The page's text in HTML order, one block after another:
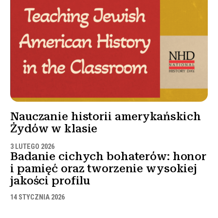
Nauczanie historii amerykańskich
Żydów w klasie
3 LUTEGO 2026
Badanie cichych bohaterów: honor
i pamięć oraz tworzenie wysokiej
jakości profilu
14 STYCZNIA 2026